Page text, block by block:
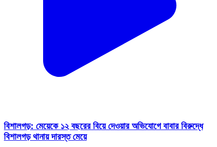
বিশালগড়: মেয়েকে ১২ বছরের বিয়ে দেওয়ার অভিযোগে বাবার বিরুদ্ধে
বিশালগড় থানায় দারস্ত মেয়ে